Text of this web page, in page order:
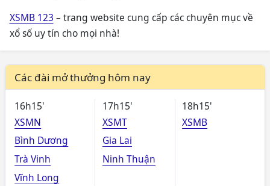
XSMB 123 – trang website cung cấp các chuyên mục về
xổ số uy tín cho mọi nhà!
Các đài mở thưởng hôm nay
16h15'
XSMN
Bình Dương
Trà Vinh
Vĩnh Long
17h15'
XSMT
Gia Lai
Ninh Thuận
18h15'
XSMB